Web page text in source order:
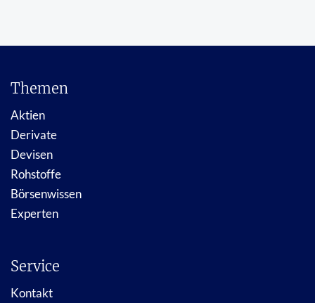
Themen
Aktien
Derivate
Devisen
Rohstoffe
Börsenwissen
Experten
Service
Kontakt